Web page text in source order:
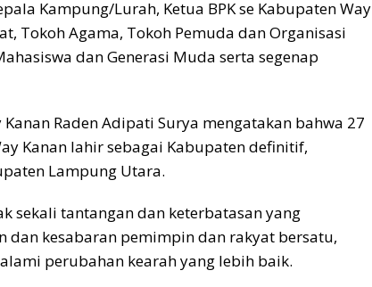
Kampung/Lurah, Ketua BPK se Kabupaten Way
Tokoh Agama, Tokoh Pemuda dan Organisasi
dan Generasi Muda serta segenap
Raden Adipati Surya mengatakan bahwa 27
Kanan lahir sebagai Kabupaten definitif,
Lampung Utara.
sekali tantangan dan keterbatasan yang
dan kesabaran pemimpin dan rakyat bersatu,
perubahan kearah yang lebih baik.